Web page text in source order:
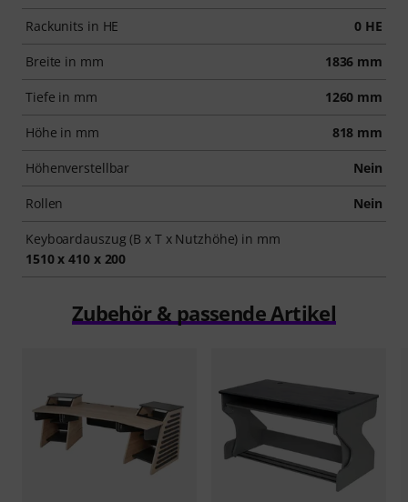
Rackunits in HE 0 HE
Breite in mm 1836 mm
Tiefe in mm 1260 mm
Höhe in mm 818 mm
Höhenverstellbar Nein
Rollen Nein
Keyboardauszug (B x T x Nutzhöhe) in mm
1510 x 410 x 200
Zubehör & passende Artikel